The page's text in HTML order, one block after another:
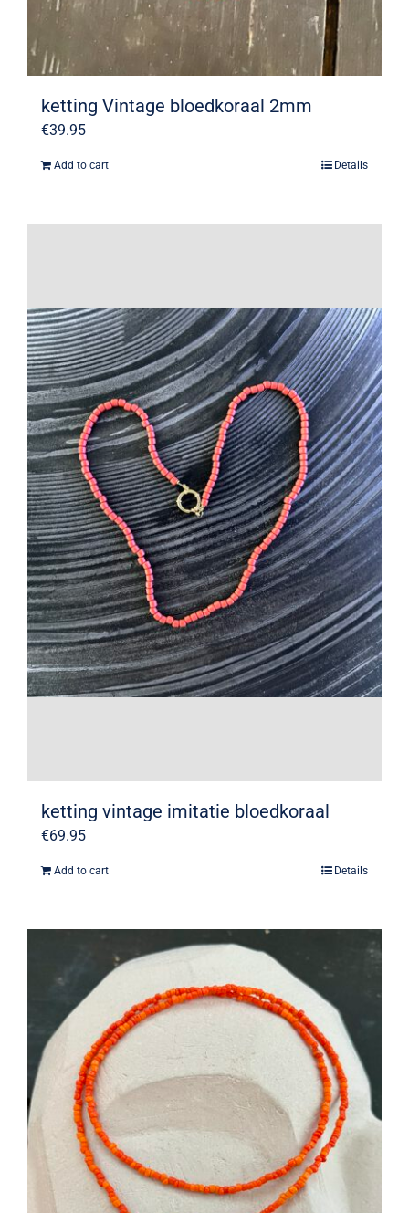
ketting Vintage bloedkoraal 2mm
€39.95
Add to cart Details
ketting vintage imitatie bloedkoraal
€69.95
Add to cart Details